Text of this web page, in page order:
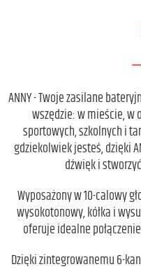
ANNY - Twoje zasilane
wszędzie: w mieście, w
sportowych, szkolnych i
gdziekolwiek jesteś, dzięki
dźwięk i
Wyposażony w 10-calowy
wysokotonowy, kółka i
oferuje idealne
Dzięki zintegrowanemu 6-